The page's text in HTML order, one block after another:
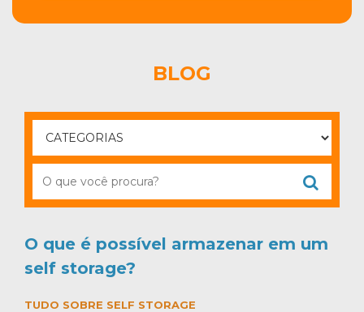
BLOG
O que é possível armazenar em um
self storage?
TUDO SOBRE SELF STORAGE